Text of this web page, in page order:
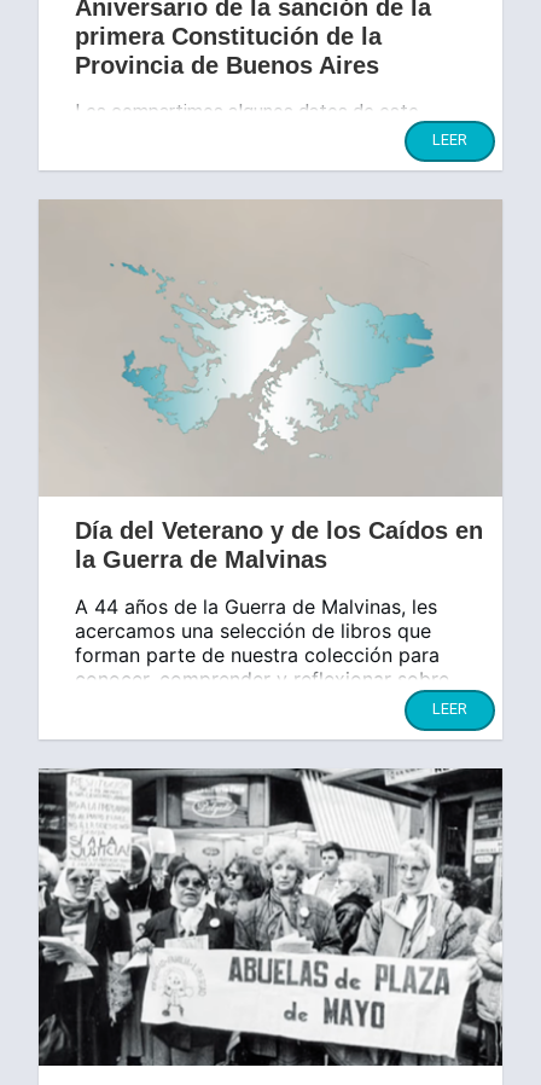
Aniversario de la sanción de la
primera Constitución de la
Provincia de Buenos Aires
Les compartimos algunos datos de este
LEER
Día del Veterano y de los Caídos en
la Guerra de Malvinas
A 44 años de la Guerra de Malvinas, les
acercamos una selección de libros que
forman parte de nuestra colección para
conocer, comprender y reflexionar sobre
esta parte de nuestra historia reciente.
LEER